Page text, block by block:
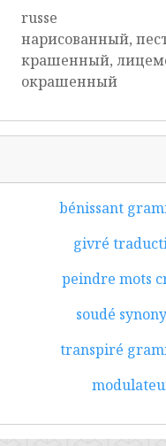
russe
нарисованный,
крашенный,
окрашенный
bénissant
givré
peindre mots
soudé
transpiré